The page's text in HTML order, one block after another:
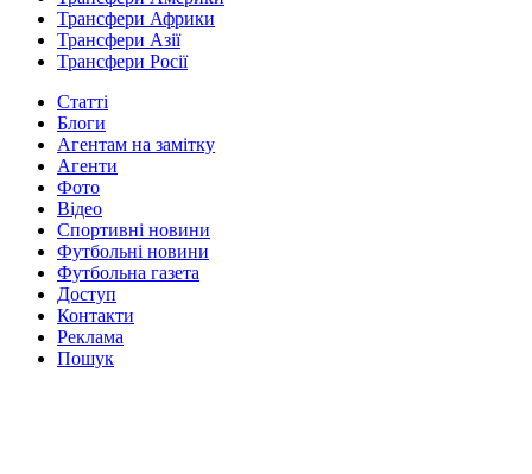
Трансфери Африки
Трансфери Азії
Трансфери Росії
Статті
Блоги
Агентам на замітку
Агенти
Фото
Відео
Спортивні новини
Футбольні новини
Футбольна газета
Доступ
Контакти
Реклама
Пошук